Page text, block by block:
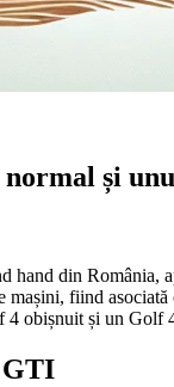
și
din
fiind
obișnuit și un
GTI